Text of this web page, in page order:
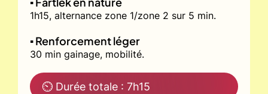
1h15, alternance zone 1/zone 2 sur 5 min.
▪️ Renforcement léger
30 min gainage, mobilité.
⏲ Durée totale : 7h15